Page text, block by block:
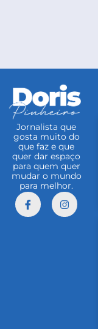
Jornalista que
gosta muito do
que faz e que
quer dar espaço
para quem quer
mudar o mundo
para melhor.